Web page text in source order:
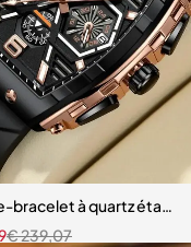
style de plongée
bracelet à quartz
€239,07